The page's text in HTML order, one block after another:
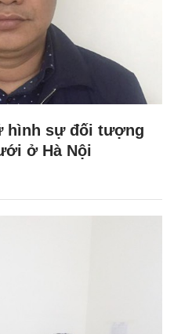
hình sự đối tượng
ở Hà Nội